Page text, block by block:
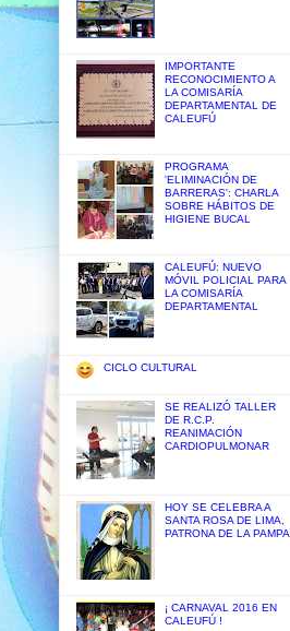
IMPORTANTE
RECONOCIMIENTO A
LA COMISARÍA
DEPARTAMENTAL DE
CALEUFÚ
PROGRAMA
'ELIMINACIÓN DE
BARRERAS': CHARLA
SOBRE HÁBITOS DE
HIGIENE BUCAL
CALEUFÚ: NUEVO
MÓVIL POLICIAL PARA
LA COMISARÍA
DEPARTAMENTAL
CICLO CULTURAL
SE REALIZÓ TALLER
DE R.C.P.
REANIMACIÓN
CARDIOPULMONAR
HOY SE CELEBRA A
SANTA ROSA DE LIMA,
PATRONA DE LA PAMPA
¡ CARNAVAL 2016 EN
CALEUFÚ !